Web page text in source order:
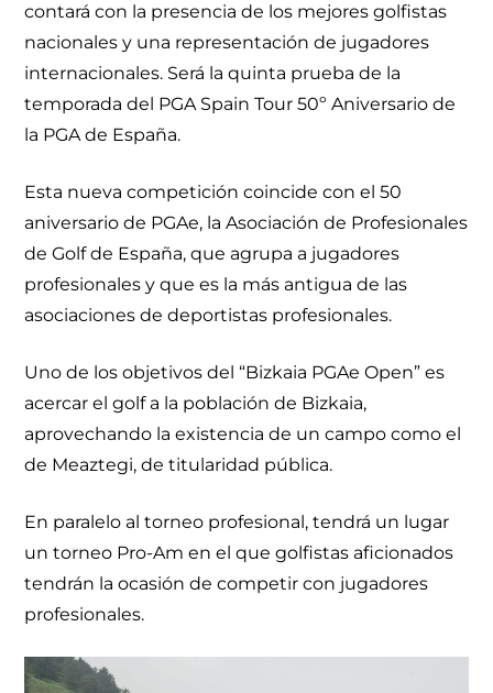
contará con la presencia de los mejores golfistas
nacionales y una representación de jugadores
internacionales. Será la quinta prueba de la
temporada del PGA Spain Tour 50º Aniversario de
la PGA de España.
Esta nueva competición coincide con el 50
aniversario de PGAe, la Asociación de Profesionales
de Golf de España, que agrupa a jugadores
profesionales y que es la más antigua de las
asociaciones de deportistas profesionales.
Uno de los objetivos del “Bizkaia PGAe Open” es
acercar el golf a la población de Bizkaia,
aprovechando la existencia de un campo como el
de Meaztegi, de titularidad pública.
En paralelo al torneo profesional, tendrá un lugar
un torneo Pro-Am en el que golfistas aficionados
tendrán la ocasión de competir con jugadores
profesionales.